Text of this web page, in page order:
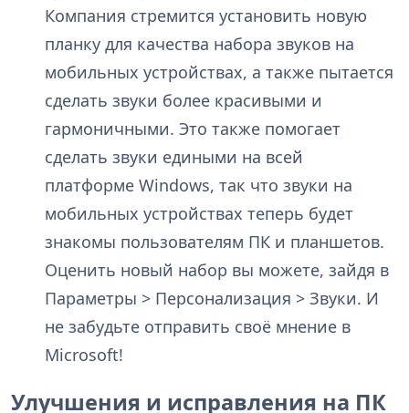
Компания стремится установить новую
планку для качества набора звуков на
мобильных устройствах, а также пытается
сделать звуки более красивыми и
гармоничными. Это также помогает
сделать звуки едиными на всей
платформе Windows, так что звуки на
мобильных устройствах теперь будет
знакомы пользователям ПК и планшетов.
Оценить новый набор вы можете, зайдя в
Параметры > Персонализация > Звуки. И
не забудьте отправить своё мнение в
Microsoft!
Улучшения и исправления на ПК